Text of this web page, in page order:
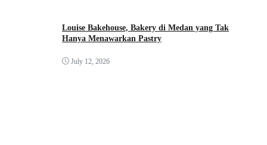
Louise Bakehouse, Bakery di Medan yang Tak
Hanya Menawarkan Pastry
July 12, 2026